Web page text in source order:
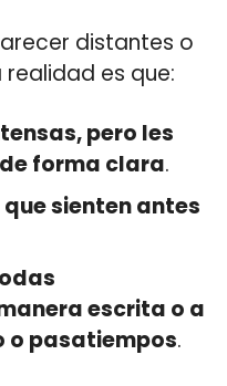
distantes o
es que:
pero les
forma clara.
sienten antes
escrita o a
o pasatiempos.